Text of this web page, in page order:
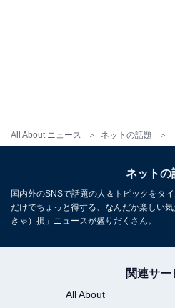
All About ニュース ネットの話題
ネットの
国内外のSNSで話題の人＆トピックをタ
だけでちょっと得する、なんだか楽しい
きゃ）損」ニュースが盛りだくさん。
関連サー
All About